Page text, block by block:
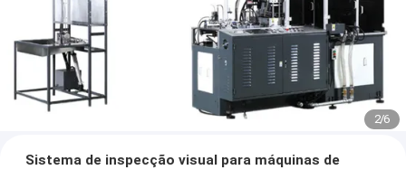
2/6
Sistema de inspecção visual para máquinas de